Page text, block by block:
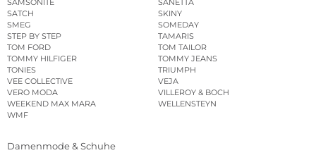
SATCH
SKINY
SMEG
SOMEDAY
STEP BY STEP
TAMARIS
TOM FORD
TOM TAILOR
TOMMY HILFIGER
TOMMY JEANS
TONIES
TRIUMPH
VEE COLLECTIVE
VEJA
VERO MODA
VILLEROY & BOCH
WEEKEND MAX MARA
WELLENSTEYN
WMF
Damenmode & Schuhe